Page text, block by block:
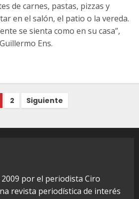
de carnes, pastas, pizzas y
en el salón, el patio o la vereda.
se sienta como en su casa”,
Ens.
2 Siguiente
por el periodista Ciro
revista periodística de interés